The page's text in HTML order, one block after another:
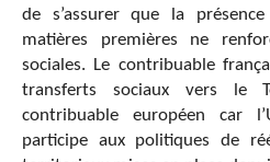
de s’assurer que la
matières premières ne
sociales. Le contribuable
transferts sociaux vers le
contribuable européen car
participe aux politiques de